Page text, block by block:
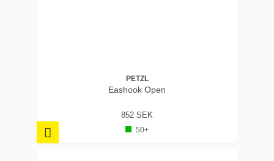
PETZL
Eashook Open
852 SEK
50+